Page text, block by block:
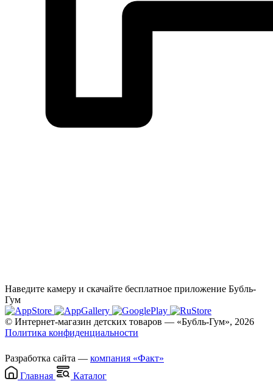
Наведите камеру и скачайте бесплатное приложение Бубль-
Гум
© Интернет-магазин детских товаров — «Бубль-Гум», 2026
Политика конфиденциальности
Разработка сайта — компания «Факт»
Главная
Каталог